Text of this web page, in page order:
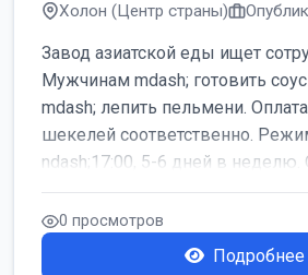
Холон (Центр страны)
Завод азиатской еды ищет
Мужчинам mdash; готовить
mdash; лепить пельмени.
шекелей соответственно.
ndash;17:00, 5-6 дней в неделю.
дор...
0 просмотров
Подробнее